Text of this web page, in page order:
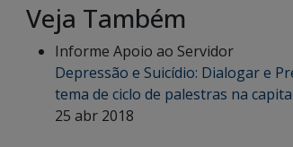
Veja Também
Informe Apoio ao Servidor
Depressão e Suicídio: Dialogar e
tema de ciclo de palestras na
25 abr 2018